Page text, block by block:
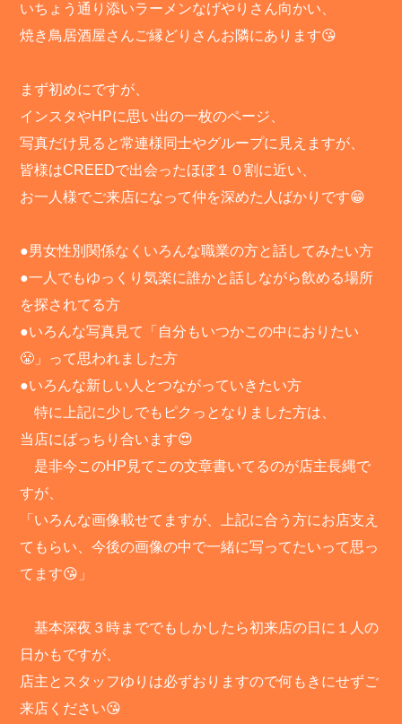
いちょう通り添いラーメンなげやりさん向かい、
焼き鳥居酒屋さんご縁どりさんお隣にあります😘
まず初めにですが、
インスタやHPに思い出の一枚のページ、
写真だけ見ると常連様同士やグループに見えますが、
皆様はCREEDで出会ったほぼ１０割に近い、
お一人様でご来店になって仲を深めた人ばかりです😁
●男女性別関係なくいろんな職業の方と話してみたい方
●一人でもゆっくり気楽に誰かと話しながら飲める場所
を探されてる方
●いろんな写真見て「自分もいつかこの中におりたい
😤」って思われました方
●いろんな新しい人とつながっていきたい方
特に上記に少しでもピクっとなりました方は、
当店にばっちり合います😍
是非今このHP見てこの文章書いてるのが店主長縄で
すが、
「いろんな画像載せてますが、上記に合う方にお店支え
てもらい、今後の画像の中で一緒に写ってたいって思っ
てます😘」
基本深夜３時まででもしかしたら初来店の日に１人の
日かもですが、
店主とスタッフゆりは必ずおりますので何もきにせずご
来店ください😘